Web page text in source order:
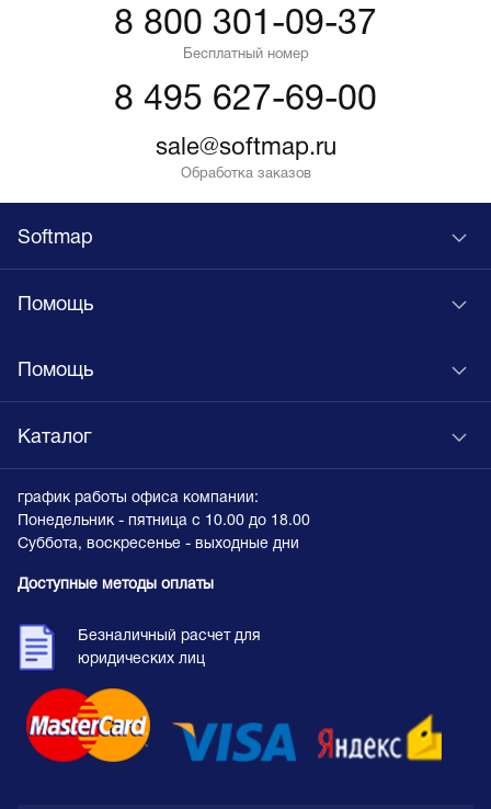
8 800 301-09-37
Бесплатный номер
8 495 627-69-00
sale@softmap.ru
Обработка заказов
Softmap
Помощь
Помощь
Каталог
график работы офиса компании:
Понедельник - пятница с 10.00 до 18.00
Суббота, воскресенье - выходные дни
Доступные методы оплаты
Безналичный расчет для
юридических лиц